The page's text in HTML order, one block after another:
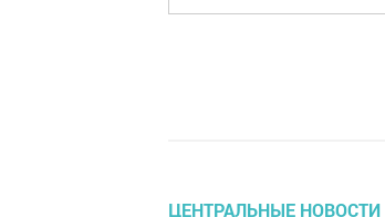
ЦЕНТРАЛЬНЫЕ НОВОСТИ